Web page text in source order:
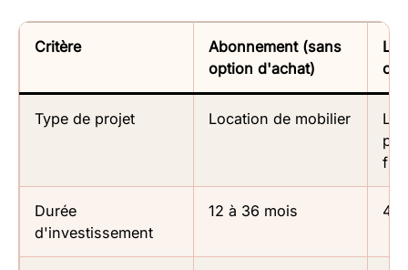
Critère
Abonnement (sans
option d'achat)
Type de projet Location de mobilier
Durée
d'investissement
12 à 36 mois 48